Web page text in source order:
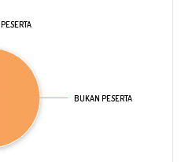
PESERTA
PESERTA
BUKAN PESERTA
BUKAN PESERTA